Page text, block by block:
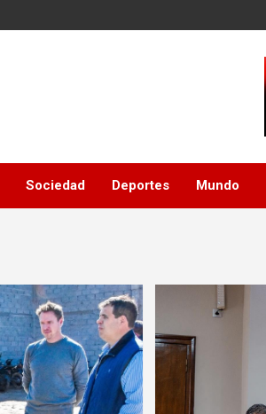
Sociedad Deportes Mundo